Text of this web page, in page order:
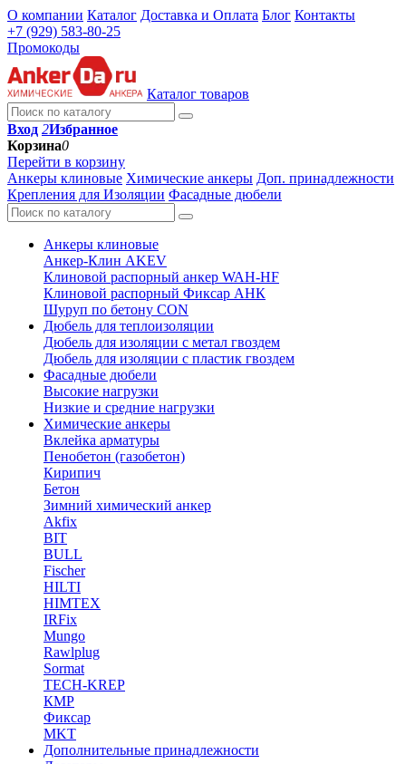
О компании Каталог Доставка и Оплата Блог Контакты
+7 (929) 583-80-25
Промокоды
Каталог товаров
Вход 2Избранное
Корзина0
Перейти в корзину
Анкеры клиновые Химические анкеры Доп. принадлежности
Крепления для Изоляции Фасадные дюбели
Анкеры клиновые
Анкер-Клин AKEV
Клиновой распорный анкер WAH-HF
Клиновой распорный Фиксар АНК
Шуруп по бетону CON
Дюбель для теплоизоляции
Дюбель для изоляции с метал гвоздем
Дюбель для изоляции с пластик гвоздем
Фасадные дюбели
Высокие нагрузки
Низкие и средние нагрузки
Химические анкеры
Вклейка арматуры
Пенобетон (газобетон)
Кирипич
Бетон
Зимний химический анкер
Akfix
BIT
BULL
Fischer
HILTI
HIMTEX
IRFix
Mungo
Rawlplug
Sormat
TECH-KREP
КМР
Фиксар
MKT
Дополнительные принадлежности